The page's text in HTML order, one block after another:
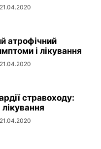
21.04.2020
атрофічний
і лікування
21.04.2020
стравоходу:
21.04.2020